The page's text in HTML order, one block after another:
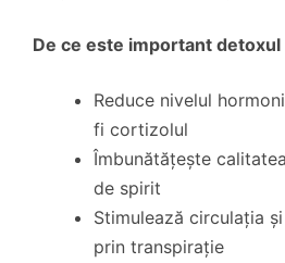
De ce este important
Reduce nivelul
fi cortizolul
Îmbunătățește
de spirit
Stimulează circulația
prin transpirație